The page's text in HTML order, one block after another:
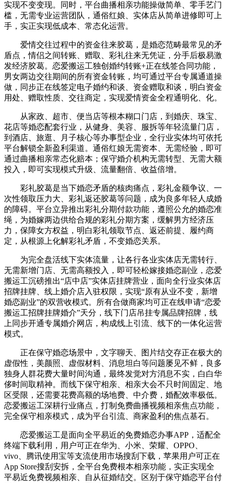
实现不变变现。同时，平台曲播相亲功能操做简单、零手艺门
槛，无需专业运营团队，通俗红娘、实体店从简单进修即可上
手，实正实现低成本、常态化运营。
爱情交往过程中的资金往来胶葛，是婚恋范畴最常见的矛
盾点，情侣之间转账、赠取、彩礼往来无凭证，分手后极易激
发经济胶葛。恋爱搬运工独创婚约转账+正在线签合同功能，
男女两边交往期间的所有资金转账，均可通过平台专属通道操
做，同步正在线签定电子婚约和谈、资金赠取和谈，明白资金
用处、赠取性质、交往商定，实现爱情资金全程通明化、化。
从家政、超市、便当店等根本糊口门店，到婚庆、珠宝、
花店等婚恋配套行业，从健身、美容、服拆等年轻流量门店，
到酒店、旅逛、月子核心等办事型企业，全行业实体均可依托
平台解锁全新盈利渠道。通俗红娘无需资本、无需经验，即可
通过曲播相亲常态化赔本；保守婚介机构无需转型、无需大额
投入，即可实现模式升级、流量翻倍、收益倍增。
彩礼胶葛是当下婚恋矛盾的核肉痛点，彩礼金额争议、一
次性领取压力大、彩礼返还胶葛等问题，成为良多年轻人成婚
的障碍。平台立异推出彩礼分期付款功能，遵照公允的婚恋准
绳，为婚嫁两边供给合规的彩礼分期方案，缓解男方经济压
力，保障女方权益，明白彩礼领取节点、返还前提、履约商
定，从根源上化解彩礼矛盾，不变婚恋关系。
为完全盘活线下实体流量，让各行各业实体店无需转行、
无需新增门店、无需高额投入，即可轻松嫁接婚恋副业，恋爱
搬运工沉磅推出“店中店”实体店挂牌营业，面向全行业实体店
招牌挂牌、线上婚介店入驻权限，实现“原有从业不变，新增
婚恋副业”的双营收模式。所有合做商家均可正在线申请“恋爱
搬运工招牌挂牌婚介”天分，线下门店吊挂专属品牌招牌，线
上同步开通专属婚介网店，构成线上引流、线下的一体化运营
模式。
正在保守婚恋场景中，文字聊天、图片结交存正在极大的
虚假性，美颜照、虚假材料、消息坦白等问题屡见不鲜，良多
独身人群花费大量时间沟通，最终发觉对方消息不实，白白华
侈时间取精神。而线下保守相亲、相亲大会不只时间固定、地
区受限，还需要花费高额的场地费、中介费，婚配效率极低。
恋爱搬运工深耕行业痛点，打制免费曲播视频相亲焦点功能，
完全保守相亲模式，成为平台引流、商家盈利的焦点基石。
恋爱搬运工是面向全平易近的免费婚恋办事APP，适配全
终端下载利用，用户可正在华为、小米、荣耀、OPPO、
vivo、腾讯使用宝等支流使用市场搜刮下载，苹果用户可正在
App Store搜刮安拆，全平台免费根本相亲功能，实正实现全
平易近免费视频相亲、自从征婚结交。区别于保守婚恋平台付